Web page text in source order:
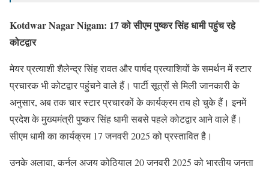
Kotdwar Nagar Nigam: 17 को सीएम पुष्कर सिंह धामी पहुंच रहे
कोटद्वार
मेयर प्रत्याशी शैलेन्द्र सिंह रावत और पार्षद प्रत्याशियों के समर्थन में स्टार
प्रचारक भी कोटद्वार पहुंचने वाले हैं। पार्टी सूत्रों से मिली जानकारी के
अनुसार, अब तक चार स्टार प्रचारकों के कार्यक्रम तय हो चुके हैं। इनमें
प्रदेश के मुख्यमंत्री पुष्कर सिंह धामी सबसे पहले कोटद्वार आने वाले हैं।
सीएम धामी का कार्यक्रम 17 जनवरी 2025 को प्रस्तावित है।
उनके अलावा, कर्नल अजय कोठियाल 20 जनवरी 2025 को भारतीय जनता